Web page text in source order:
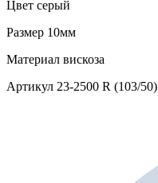
Цвет серый
Размер 10мм
Материал вискоза
Артикул 23-2500 R (103/50)